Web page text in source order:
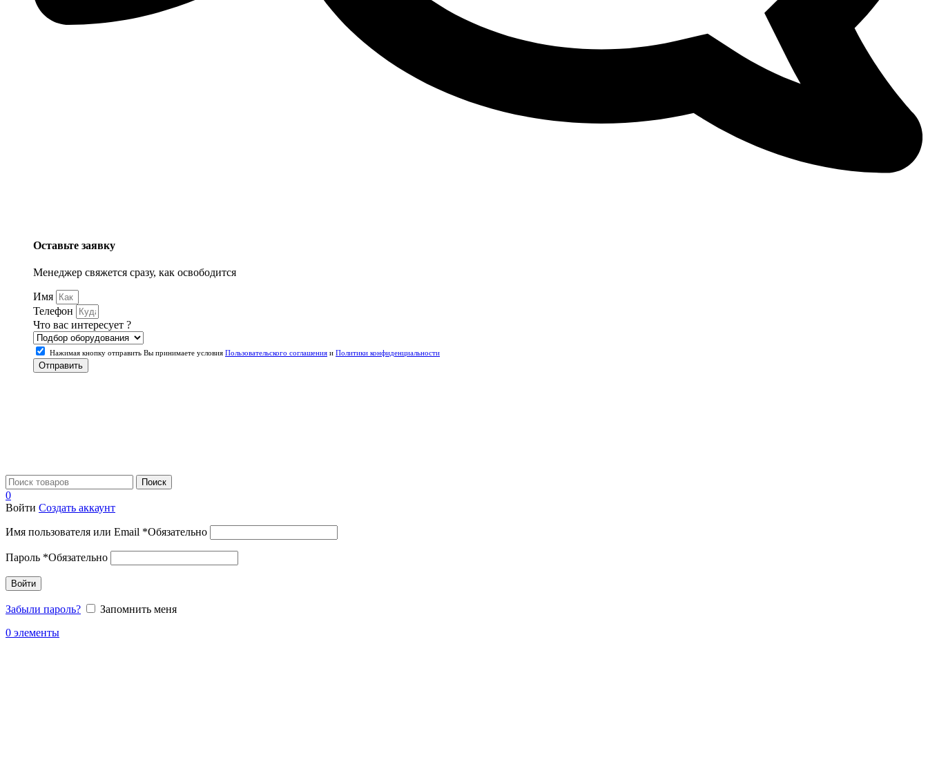
Оставьте заявку
Менеджер свяжется сразу, как освободится
Имя
Телефон
Что вас интересует ?
Нажимая кнопку отправить Вы принимаете условия Пользовательского соглашения и Политики конфиденциальности
Отправить
Поиск
0
Войти Создать аккаунт
Имя пользователя или Email *Обязательно
Пароль *Обязательно
Войти
Забыли пароль?
Запомнить меня
0 элементы